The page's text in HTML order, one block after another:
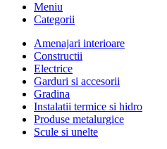
Meniu
Categorii
Amenajari interioare
Constructii
Electrice
Garduri si accesorii
Gradina
Instalatii termice si hidro
Produse metalurgice
Scule si unelte